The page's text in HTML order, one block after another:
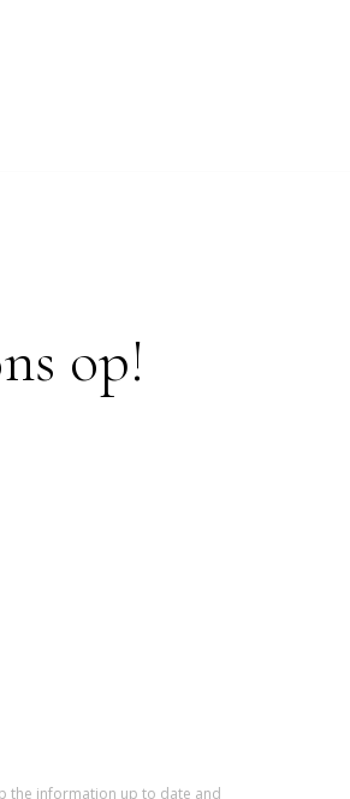
op!
the information up to date and